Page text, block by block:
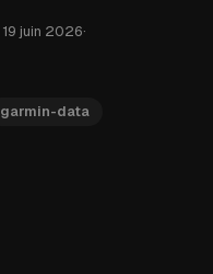
19 juin 2026·
garmin-data